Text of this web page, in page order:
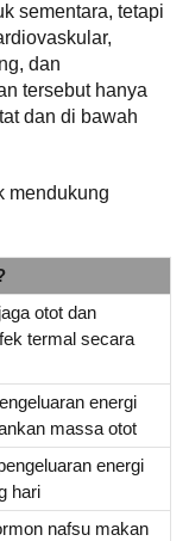
sementara, tetapi
dan
tersebut hanya
dan di bawah
mendukung
otot dan
termal secara
energi
massa otot
energi
hari
nafsu makan